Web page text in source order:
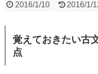
2016/1/10 2016/1/
覚えておきたい古
点